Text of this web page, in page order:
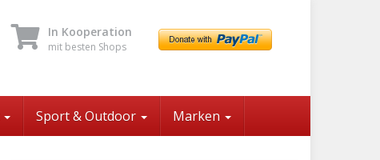
In Kooperation
mit besten Shops
Sport & Outdoor Marken